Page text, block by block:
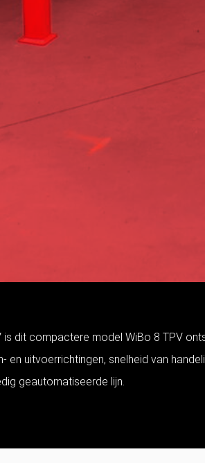
dit compactere model WiBo 8 TPV
en uitvoerrichtingen, snelheid van
geautomatiseerde lijn.